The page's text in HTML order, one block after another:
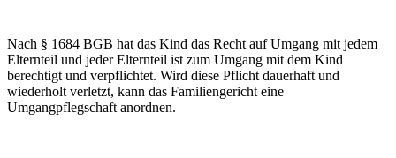
Nach § 1684 BGB hat das Kind das Recht auf Umgang mit jedem
Elternteil und jeder Elternteil ist zum Umgang mit dem Kind
berechtigt und verpflichtet. Wird diese Pflicht dauerhaft und
wiederholt verletzt, kann das Familiengericht eine
Umgangpflegschaft anordnen.